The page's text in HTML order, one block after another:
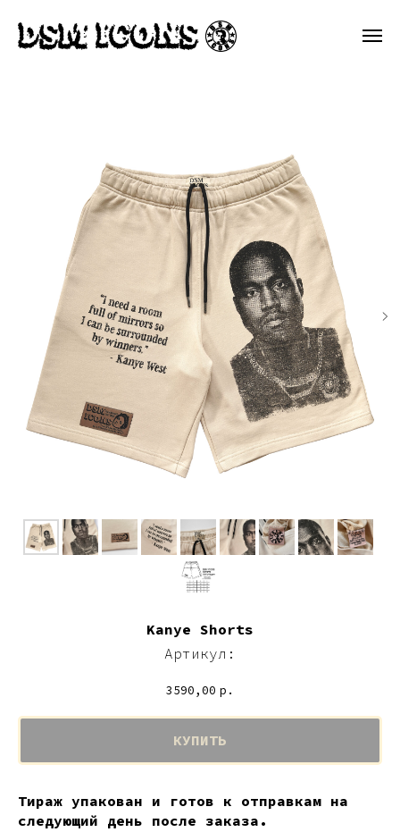
Kanye Shorts
Артикул:
3590,00 р.
КУПИТЬ
Тираж упакован и готов к отправкам на
следующий день после заказа.